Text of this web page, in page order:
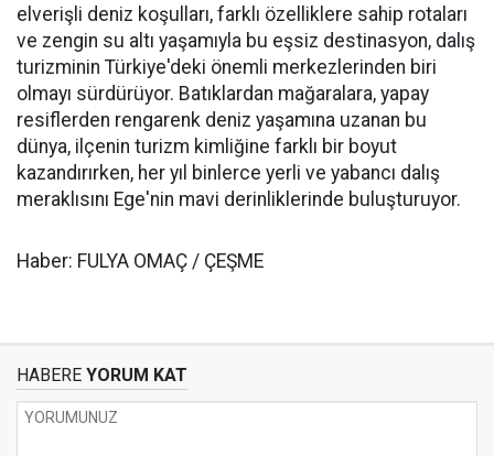
elverişli deniz koşulları, farklı özelliklere sahip rotaları
ve zengin su altı yaşamıyla bu eşsiz destinasyon, dalış
turizminin Türkiye'deki önemli merkezlerinden biri
olmayı sürdürüyor. Batıklardan mağaralara, yapay
resiflerden rengarenk deniz yaşamına uzanan bu
dünya, ilçenin turizm kimliğine farklı bir boyut
kazandırırken, her yıl binlerce yerli ve yabancı dalış
meraklısını Ege'nin mavi derinliklerinde buluşturuyor.
Haber: FULYA OMAÇ / ÇEŞME
HABERE YORUM KAT